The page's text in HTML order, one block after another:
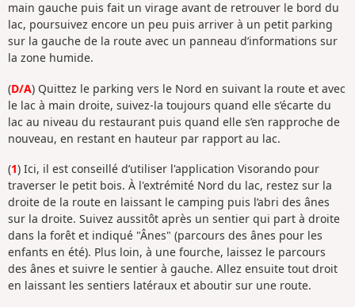
main gauche puis fait un virage avant de retrouver le bord du
lac, poursuivez encore un peu puis arriver à un petit parking
sur la gauche de la route avec un panneau d’informations sur
la zone humide.
(D/A) Quittez le parking vers le Nord en suivant la route et avec
le lac à main droite, suivez-la toujours quand elle s’écarte du
lac au niveau du restaurant puis quand elle s’en rapproche de
nouveau, en restant en hauteur par rapport au lac.
(1) Ici, il est conseillé d’utiliser l'application Visorando pour
traverser le petit bois. À l'extrémité Nord du lac, restez sur la
droite de la route en laissant le camping puis l’abri des ânes
sur la droite. Suivez aussitôt après un sentier qui part à droite
dans la forêt et indiqué "Ânes" (parcours des ânes pour les
enfants en été). Plus loin, à une fourche, laissez le parcours
des ânes et suivre le sentier à gauche. Allez ensuite tout droit
en laissant les sentiers latéraux et aboutir sur une route.